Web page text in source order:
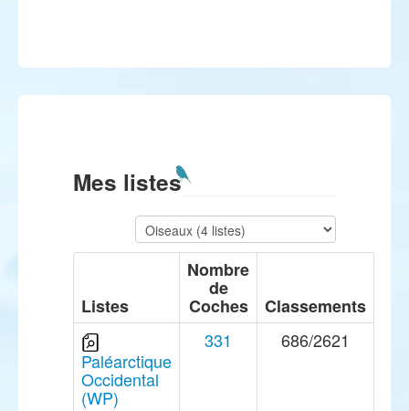
Mes listes
Listes
Nombre
de
Coches Classements
Paléarctique
Occidental
(WP)
331 686/2621